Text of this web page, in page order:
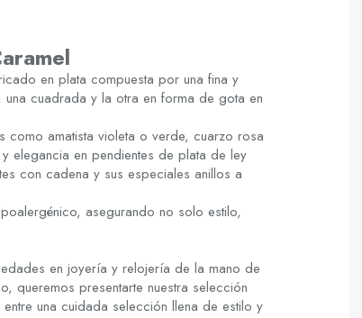
en plata compuesta por una fina y
cuadrada y la otra en forma de gota en
como amatista violeta o verde, cuarzo rosa
elegancia en pendientes de plata de ley
con cadena y sus especiales anillos a
asegurando no solo estilo,
en joyería y relojería de la mano de
queremos presentarte nuestra selección
una cuidada selección llena de estilo y